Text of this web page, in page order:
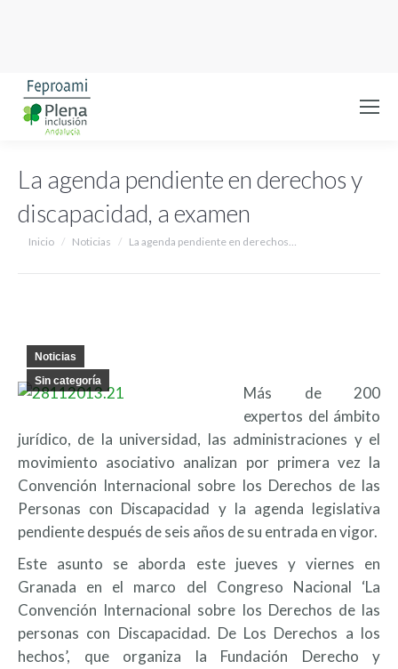
La agenda pendiente en derechos y
discapacidad, a examen
Estás aquí:
Inicio Noticias La agenda pendiente en derechos…
Noticias
Sin categoría
Más de 200
expertos del ámbito
jurídico, de la universidad, las administraciones y el
movimiento asociativo analizan por primera vez la
Convención Internacional sobre los Derechos de las
Personas con Discapacidad y la agenda legislativa
pendiente después de seis años de su entrada en vigor.
Este asunto se aborda este jueves y viernes en
Granada en el marco del Congreso Nacional ‘La
Convención Internacional sobre los Derechos de las
personas con Discapacidad. De Los Derechos a los
hechos’, que organiza la Fundación Derecho y